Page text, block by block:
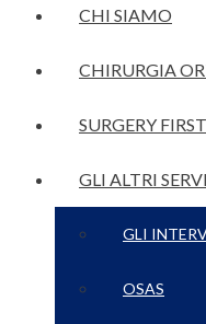
CHI SIAMO
CHIRURGIA
SURGERY FIRST
GLI ALTRI
GLI
OSAS